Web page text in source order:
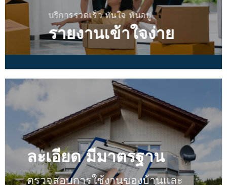
บริการรวดเร็ว ทันใจ ทันอยู่
รายงานเข้าใจง่าย
ละเอียด มีมาตรฐาน
ตรวจสอบการใช้งานของบ้านและ